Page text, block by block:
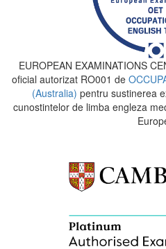
EUROPEAN EXAMINATIONS
oficial autorizat RO001 de
(Australia) pentru sustinerea
cunostintelor de limba engleza